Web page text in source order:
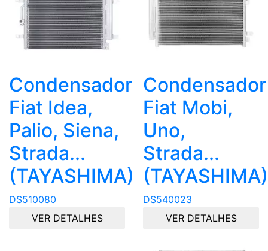
Condensador
Fiat Idea,
Palio, Siena,
Strada...
(TAYASHIMA)
DS510080
VER DETALHES
Condensador
Fiat Mobi,
Uno,
Strada...
(TAYASHIMA)
DS540023
VER DETALHES